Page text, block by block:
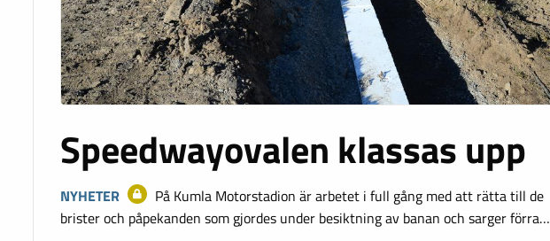
Speedwayovalen klassas upp
NYHETER
På Kumla Motorstadion är arbetet i full gång med att rätta till de
brister och påpekanden som gjordes under besiktning av banan och sarger förra…